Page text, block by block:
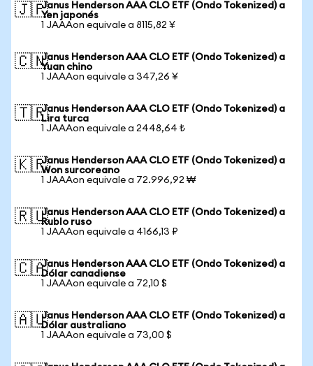
🇯🇵Janus Henderson AAA CLO ETF (Ondo Tokenized) a
Yen japonés
1 JAAAon equivale a 8115,82 ¥
🇨🇳Janus Henderson AAA CLO ETF (Ondo Tokenized) a
Yuan chino
1 JAAAon equivale a 347,26 ¥
🇹🇷Janus Henderson AAA CLO ETF (Ondo Tokenized) a
Lira turca
1 JAAAon equivale a 2448,64 ₺
🇰🇷Janus Henderson AAA CLO ETF (Ondo Tokenized) a
Won surcoreano
1 JAAAon equivale a 72.996,92 ₩
🇷🇺Janus Henderson AAA CLO ETF (Ondo Tokenized) a
Rublo ruso
1 JAAAon equivale a 4166,13 ₽
🇨🇦Janus Henderson AAA CLO ETF (Ondo Tokenized) a
Dólar canadiense
1 JAAAon equivale a 72,10 $
🇦🇺Janus Henderson AAA CLO ETF (Ondo Tokenized) a
Dólar australiano
1 JAAAon equivale a 73,00 $